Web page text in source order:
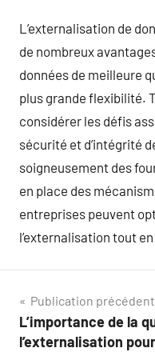
L’externalisation de
de nombreux
données de meilleure
plus grande flexibilité.
considérer les défis
sécurité et d’intégrité
soigneusement des
en place des
entreprises peuvent
l’externalisation tout
Navigation
de
Publication
L’importance de la
l’externalisation pour